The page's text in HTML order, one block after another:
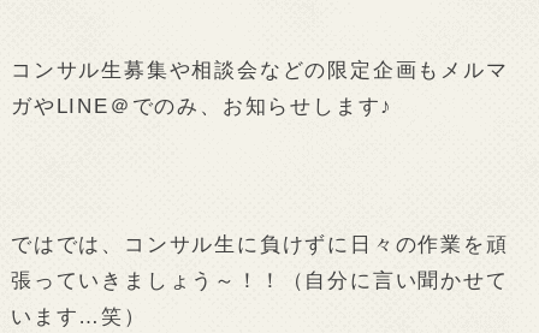
コンサル生募集や相談会などの限定企画もメルマ
ガやLINE＠でのみ、お知らせします♪
ではでは、コンサル生に負けずに日々の作業を頑
張っていきましょう～！！（自分に言い聞かせて
います…笑）